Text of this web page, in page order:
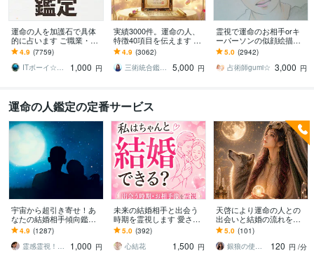
運命の人を加護石で具体
的に占います ご職業・場
所・時期等の7項目を大ボ
リューム即日でお届け☆
4.9 (7759)
ITボーイ☆加護石・イラスト占い師
1,000 円
実績3000件。運命の人、
特徴40項目を伝えます 外
見・ 内面・職業・年収・
出会う年・場所・成婚・
入籍時期
4.9 (3062)
三術統合鑑定師 優未華
5,000 円
霊視で運命のお相手orキ
ーパーソンの似顔絵描き
ます 未来に出逢う恋のお
相手か重要人物の顔を視
えたまま！縁結び！
5.0 (2942)
占術師gumi☆ 3,000 円
運命の人鑑定の定番サービス
宇宙から超引き寄せ！あ
なたの結婚相手傾向鑑定
します どんな結婚相手？
特徴！どんな人？いつ出
会う可能性がある？
4.9 (1287)
霊感霊視！30年！一万人鑑定 春うららか
1,000 円
未来の結婚相手と出会う
時期を霊視します 愛され
るご縁の流れを具体的に
読み解きます
5.0 (392)
心結花
1,500 円
天啓により運命の人との
出会いと結婚の流れを視
ます 魂が惹かれ合うご縁
の時期と流れを読み解き
ます
5.0 (101)
銀狼の使者★ミハエル
120 円 /分